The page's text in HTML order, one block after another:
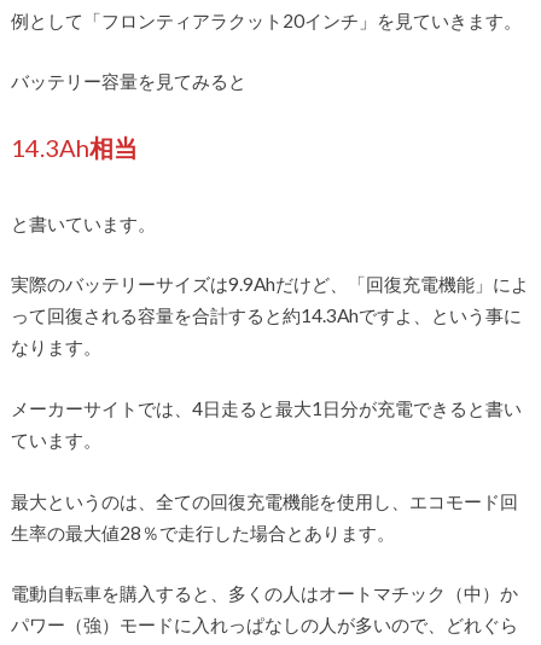
例として「フロンティアラクット20インチ」を見ていきます。
バッテリー容量を見てみると
14.3Ah相当
と書いています。
実際のバッテリーサイズは9.9Ahだけど、「回復充電機能」によ
って回復される容量を合計すると約14.3Ahですよ、という事に
なります。
メーカーサイトでは、4日走ると最大1日分が充電できると書い
ています。
最大というのは、全ての回復充電機能を使用し、エコモード回
生率の最大値28％で走行した場合とあります。
電動自転車を購入すると、多くの人はオートマチック（中）か
パワー（強）モードに入れっぱなしの人が多いので、どれぐら